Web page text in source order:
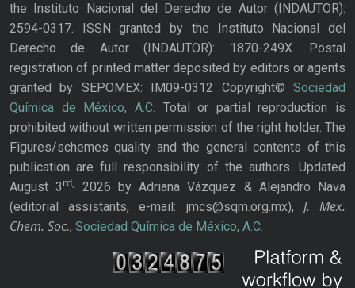
the Instituto Nacional del Derecho de Autor (INDAUTOR):
2594-0317. ISSN granted by the Instituto Nacional del
Derecho de Autor (INDAUTOR): 1870-249X. Postal
registration of printed matter deposited by editors or agents
granted by SEPOMEX: IM09-0312 Copyright© Sociedad
Química de México, A.C. Total or partial reproduction is
prohibited without written permission of the right holder. The
Figures/schemes quality and the general contents of this
publication are full responsibility of the authors. Updated
August 3rd,
2026 by Adriana Vázquez & Alejandro Nava
(editorial assistants, e-mail: jmcs@sqm.org.mx), J. Mex.
Chem. Soc., Sociedad Química de México, A.C.